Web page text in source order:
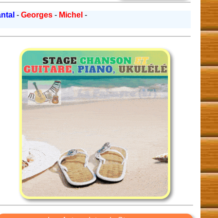
- Georges- Michel -